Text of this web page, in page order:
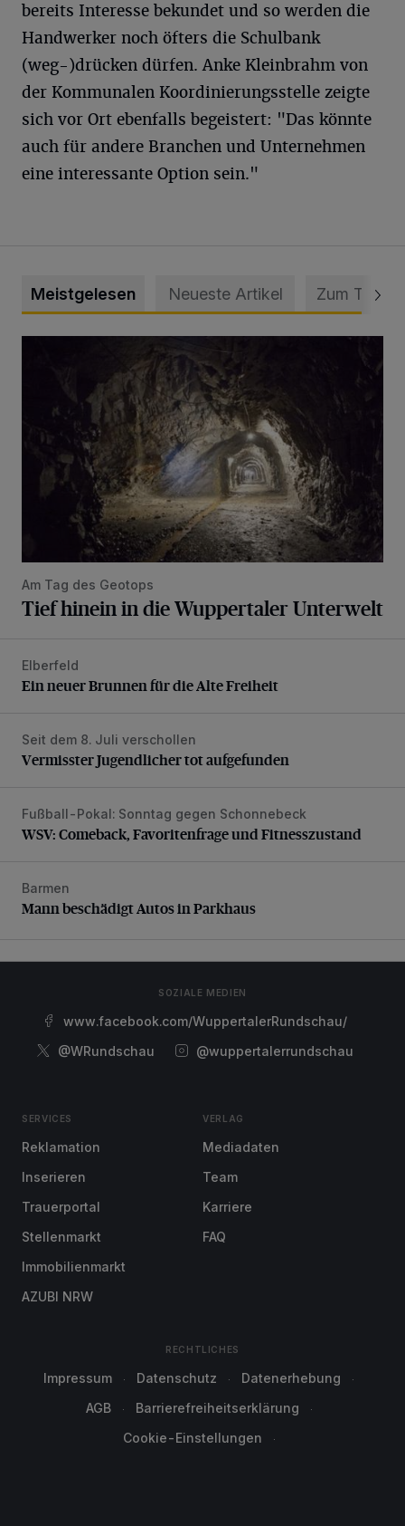
bereits Interesse bekundet und so werden die
Handwerker noch öfters die Schulbank
(weg-)drücken dürfen. Anke Kleinbrahm von
der Kommunalen Koordinierungsstelle zeigte
sich vor Ort ebenfalls begeistert: "Das könnte
auch für andere Branchen und Unternehmen
eine interessante Option sein."
Meistgelesen Neueste Artikel Zum Thema
Am Tag des Geotops
Tief hinein in die Wuppertaler Unterwelt
Ein neuer Brunnen für die Alte Freiheit
Elberfeld
Ein neuer Brunnen für die Alte Freiheit
Vermisster Jugendlicher tot aufgefunden
Seit dem 8. Juli verschollen
Vermisster Jugendlicher tot aufgefunden
WSV: Comeback, Favoritenfrage und Fitnesszustand
Fußball-Pokal: Sonntag gegen Schonnebeck
WSV: Comeback, Favoritenfrage und Fitnesszustand
Mann beschädigt Autos in Parkhaus
Barmen
Mann beschädigt Autos in Parkhaus
SOZIALE MEDIEN
www.facebook.com/WuppertalerRundschau/
@WRundschau
@wuppertalerrundschau
SERVICES
Reklamation
Inserieren
Trauerportal
Stellenmarkt
Immobilienmarkt
AZUBI NRW
VERLAG
Mediadaten
Team
Karriere
FAQ
RECHTLICHES
Impressum Datenschutz
Datenerhebung
AGB
Barrierefreiheitserklärung
Cookie-Einstellungen